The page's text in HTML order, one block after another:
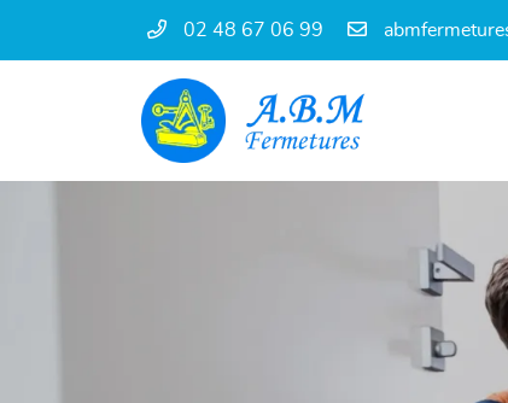
02 48 67 06 99
68 rue Diderot
18000 Bourges
02 48 67 06 99